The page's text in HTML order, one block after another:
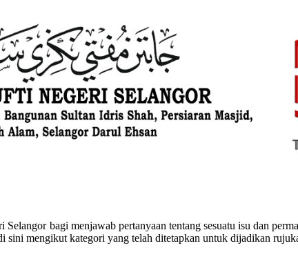
bagi menjawab pertanyaan tentang sesuatu isu dan
mengikut kategori yang telah ditetapkan untuk dijadikan